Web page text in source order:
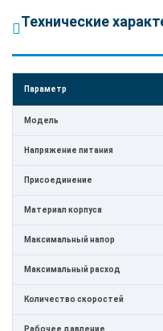
Технические
Параметр
Модель
Напряжение питания
Присоединение
Материал корпуса
Максимальный напор
Максимальный расход
Количество скоростей
Рабочее давление